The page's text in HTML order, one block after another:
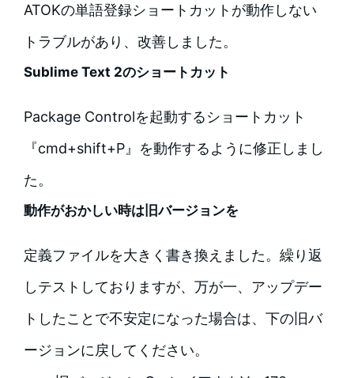
ATOKの単語登録ショートカットが動作しない
トラブルがあり、改善しました。
Sublime Text 2のショートカット
Package Controlを起動するショートカット
『cmd+shift+P』を動作するように修正しまし
た。
動作がおかしい時は旧バージョンを
定義ファイルを大きく書き換えました。繰り返
しテストしておりますが、万が一、アップデー
トしたことで不安定になった場合は、下の旧バ
ージョンに戻してください。